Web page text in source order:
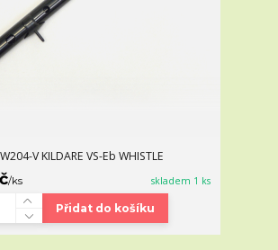
V KILDARE VS-Eb WHISTLE
/ks skladem 1 ks
Přidat do košíku